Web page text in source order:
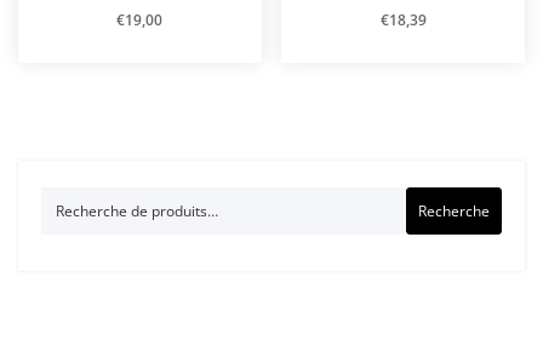
€19,00 €18,39
Recherche